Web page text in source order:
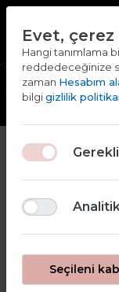
Evet,
Hangi tanımlama
reddedeceğinize
zaman Hesabım
bilgigizlilik
Seçileni